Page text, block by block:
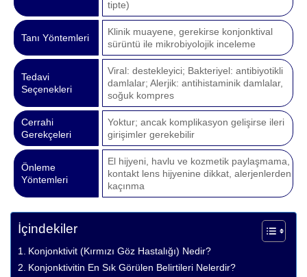
tipte)
Tanı Yöntemleri
Klinik muayene, gerekirse konjonktival
sürüntü ile mikrobiyolojik inceleme
Tedavi
Seçenekleri
Viral: destekleyici; Bakteriyel: antibiyotikli
damlalar; Alerjik: antihistaminik damlalar,
soğuk kompres
Cerrahi
Gerekçeleri
Yoktur; ancak komplikasyon gelişirse ileri
girişimler gerekebilir
Önleme
Yöntemleri
El hijyeni, havlu ve kozmetik paylaşmama,
kontakt lens hijyenine dikkat, alerjenlerden
kaçınma
İçindekiler
Konjonktivit (Kırmızı Göz Hastalığı) Nedir?
Konjonktivitin En Sık Görülen Belirtileri Nelerdir?